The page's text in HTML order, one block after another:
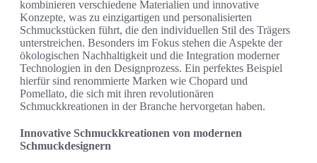
kombinieren verschiedene Materialien und innovative
Konzepte, was zu einzigartigen und personalisierten
Schmuckstücken führt, die den individuellen Stil des Trägers
unterstreichen. Besonders im Fokus stehen die Aspekte der
ökologischen Nachhaltigkeit und die Integration moderner
Technologien in den Designprozess. Ein perfektes Beispiel
hierfür sind renommierte Marken wie Chopard und
Pomellato, die sich mit ihren revolutionären
Schmuckkreationen in der Branche hervorgetan haben.
Innovative Schmuckkreationen von modernen
Schmuckdesignern